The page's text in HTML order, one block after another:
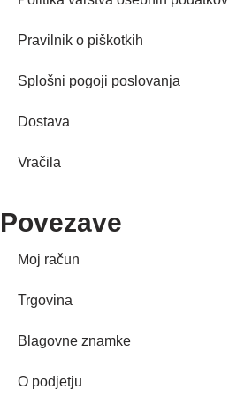
Pravilnik o piškotkih
Splošni pogoji poslovanja
Dostava
Vračila
Povezave
Moj račun
Trgovina
Blagovne znamke
O podjetju